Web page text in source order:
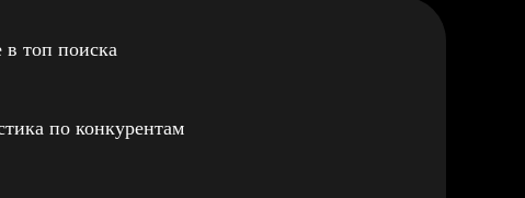
топ поиска
по конкурентам